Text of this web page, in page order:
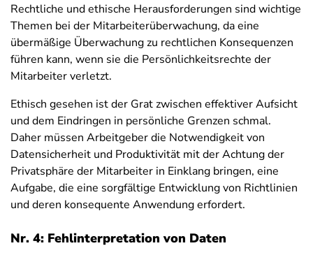
Rechtliche und ethische Herausforderungen sind wichtige
Themen bei der Mitarbeiterüberwachung, da eine
übermäßige Überwachung zu rechtlichen Konsequenzen
führen kann, wenn sie die Persönlichkeitsrechte der
Mitarbeiter verletzt.
Ethisch gesehen ist der Grat zwischen effektiver Aufsicht
und dem Eindringen in persönliche Grenzen schmal.
Daher müssen Arbeitgeber die Notwendigkeit von
Datensicherheit und Produktivität mit der Achtung der
Privatsphäre der Mitarbeiter in Einklang bringen, eine
Aufgabe, die eine sorgfältige Entwicklung von Richtlinien
und deren konsequente Anwendung erfordert.
Nr. 4: Fehlinterpretation von Daten